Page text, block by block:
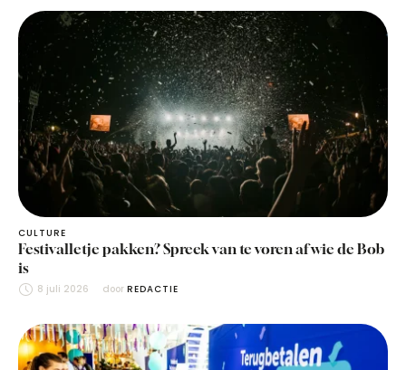
CULTURE
Festivalletje pakken? Spreek van te voren af wie de Bob
is
8 juli 2026 door REDACTIE